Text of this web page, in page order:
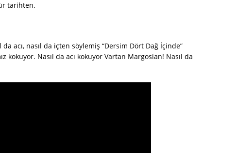
tarihten.
acı, nasıl da içten söylemiş “Dersim Dört Dağ İçinde”
kokuyor. Nasıl da acı kokuyor Vartan Margosian! Nasıl da